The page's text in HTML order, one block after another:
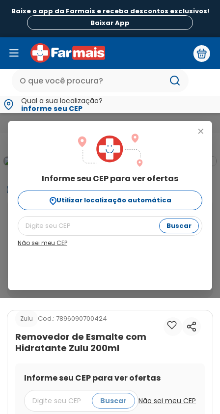
Baixe o app da Farmais e receba descontos exclusivos!
Baixar App
Qual a sua localização?
informe seu CEP
+
Informe seu CEP para ver ofertas
Utilizar localização automática
Buscar
Não sei meu CEP
Esmaltes
Informações
Informações do produtoremovedor à base de acetona
remove o esmalte das unhas de maneira rápida e
eficaz, deixando as mãos totalmente limpas. eficiente,
inclusive, na remoção de esmaltes escuros.riscos
Zulu Cod.: 7896090700424
Removedor de Esmalte com
Hidratante Zulu 200ml
Informe seu CEP para ver ofertas
Buscar Não sei meu CEP